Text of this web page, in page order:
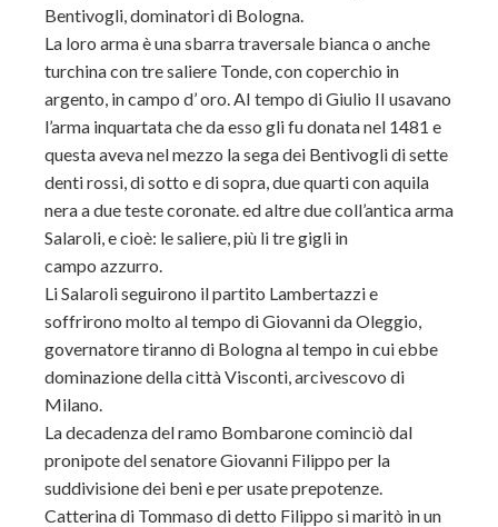
Bentivogli, dominatori di Bologna.
La loro arma è una sbarra traversale bianca o anche
turchina con tre saliere Tonde, con coperchio in
argento, in campo d’ oro. AI tempo di Giulio II usavano
l’arma inquartata che da esso gli fu donata nel 1481 e
questa aveva nel mezzo la sega dei Bentivogli di sette
denti rossi, di sotto e di sopra, due quarti con aquila
nera a due teste coronate. ed altre due coll’antica arma
Salaroli, e cioè: le saliere, più li tre gigli in
campo azzurro.
Li Salaroli seguirono il partito Lambertazzi e
soffrirono molto al tempo di Giovanni da Oleggio,
governatore tiranno di Bologna al tempo in cui ebbe
dominazione della città Visconti, arcivescovo di
Milano.
La decadenza del ramo Bombarone cominciò dal
pronipote del senatore Giovanni Filippo per la
suddivisione dei beni e per usate prepotenze.
Catterina di Tommaso di detto Filippo si maritò in un